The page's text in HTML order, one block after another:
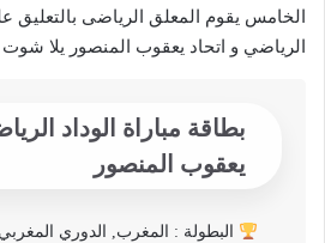
الخامس يقوم المعلق الرياضى بالتعليق
الرياضي و اتحاد يعقوب المنصور يلا شوت
يعقوب المنصور
البطولة : المغرب, الدوري المغربي